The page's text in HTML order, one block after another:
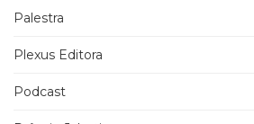
Palestra
Plexus Editora
Podcast